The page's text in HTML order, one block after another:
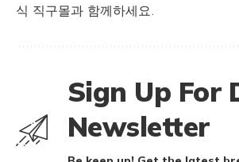
식 직구몰과 함께하세요.
Sign Up For
Newsletter